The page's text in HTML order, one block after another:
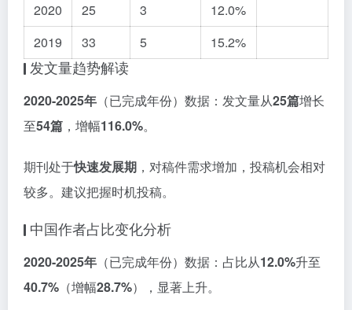
2020
25 3
12.0%
2019
33 5 15.2%
发文量趋势解读
2020-2025年 （已完成年份）数据：发文量从25篇增长
至54篇 ，增幅116.0%。
期刊处于快速发展期 ，对稿件需求增加，投稿机会相对
较多。建议把握时机投稿。
中国作者占比变化分析
2020-2025年 （已完成年份）数据：占比从12.0%升至
40.7% （增幅28.7%），显著上升。